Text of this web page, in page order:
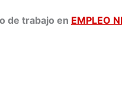
de trabajo en EMPLEO